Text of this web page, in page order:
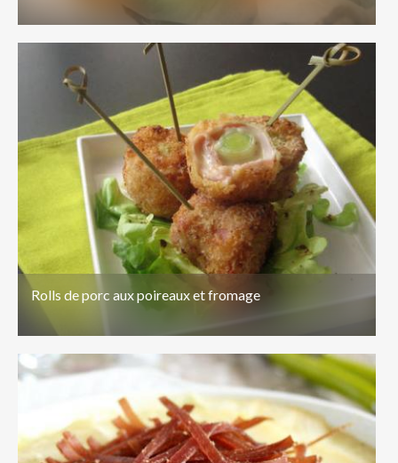
Rolls de porc aux poireaux et fromage